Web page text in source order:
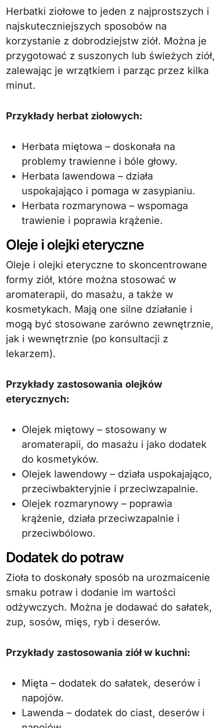
Herbatki ziołowe to jeden z najprostszych i
najskuteczniejszych sposobów na
korzystanie z dobrodziejstw ziół. Można je
przygotować z suszonych lub świeżych ziół,
zalewając je wrzątkiem i parząc przez kilka
minut.
Przykłady herbat ziołowych:
Herbata miętowa – doskonała na
problemy trawienne i bóle głowy.
Herbata lawendowa – działa
uspokajająco i pomaga w zasypianiu.
Herbata rozmarynowa – wspomaga
trawienie i poprawia krążenie.
Oleje i olejki eteryczne
Oleje i olejki eteryczne to skoncentrowane
formy ziół, które można stosować w
aromaterapii, do masażu, a także w
kosmetykach. Mają one silne działanie i
mogą być stosowane zarówno zewnętrznie,
jak i wewnętrznie (po konsultacji z
lekarzem).
Przykłady zastosowania olejków
eterycznych:
Olejek miętowy – stosowany w
aromaterapii, do masażu i jako dodatek
do kosmetyków.
Olejek lawendowy – działa uspokajająco,
przeciwbakteryjnie i przeciwzapalnie.
Olejek rozmarynowy – poprawia
krążenie, działa przeciwzapalnie i
przeciwbólowo.
Dodatek do potraw
Zioła to doskonały sposób na urozmaicenie
smaku potraw i dodanie im wartości
odżywczych. Można je dodawać do sałatek,
zup, sosów, mięs, ryb i deserów.
Przykłady zastosowania ziół w kuchni:
Mięta – dodatek do sałatek, deserów i
napojów.
Lawenda – dodatek do ciast, deserów i